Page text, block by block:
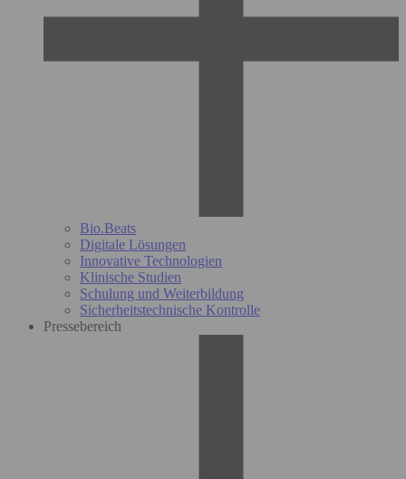
Bio.Beats
Digitale Lösungen
Innovative Technologien
Klinische Studien
Schulung und Weiterbildung
Sicherheitstechnische Kontrolle
Pressebereich